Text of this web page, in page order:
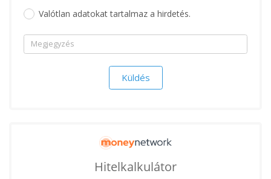
Valótlan adatokat tartalmaz a hirdetés.